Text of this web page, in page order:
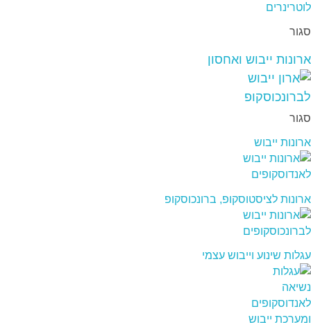
סגור
ארונות ייבוש ואחסון
סגור
ארונות ייבוש
ארונות לציסטוסקופ, ברונכוסקופ
עגלות שינוע וייבוש עצמי